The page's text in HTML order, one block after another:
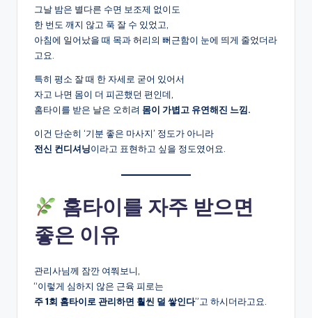
그날 밤은 별다른 수면 보조제 없이도
한 번도 깨지 않고 푹 잘 수 있었고,
아침에 일어났을 때 목과 허리의 뻐근함이 눈에 띄게 줄었더라
고요.
특히 평소 잘 때 한 자세로 굳어 있어서
자고 나면 몸이 더 피곤했던 편인데,
홈타이를 받은 날은 오히려 몸이 가볍고 유연해진 느낌.
이건 단순히 ‘기분 좋은 마사지’ 정도가 아니라
전신 컨디셔닝이라고 표현하고 싶을 정도였어요.
홈타이를 자주 받으면
좋은 이유
관리사님께 잠깐 여쭤보니,
“이렇게 심하지 않은 근육 피로는
주 1회 홈타이로 관리하면 훨씬 덜 쌓인다”고 하시더라고요.